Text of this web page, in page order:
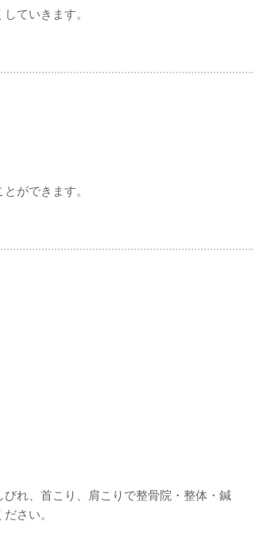
ていきます。
ができます。
びれ、首こり、肩こりで整骨院・整体・鍼
さい。